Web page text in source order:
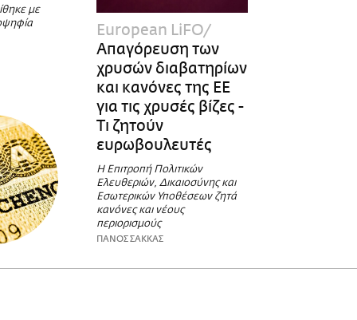
με
European LiFO
Απαγόρευση των
χρυσών διαβατηρίων
και κανόνες της ΕΕ
για τις χρυσές βίζες -
Τι ζητούν
ευρωβουλευτές
Η Επιτροπή Πολιτικών
Ελευθεριών, Δικαιοσύνης και
Εσωτερικών Υποθέσεων ζητά
κανόνες και νέους
περιορισμούς
ΠΑΝΟΣ ΣΑΚΚΑΣ